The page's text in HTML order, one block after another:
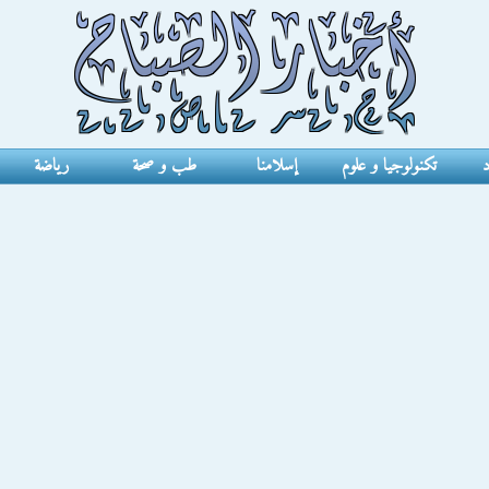
تكنولوجيا و علوم إسلامنا طب و صحة رياضة